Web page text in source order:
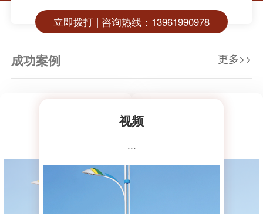
立即拨打 | 咨询热线：13961990978
更多>>
成功案例
视频
...